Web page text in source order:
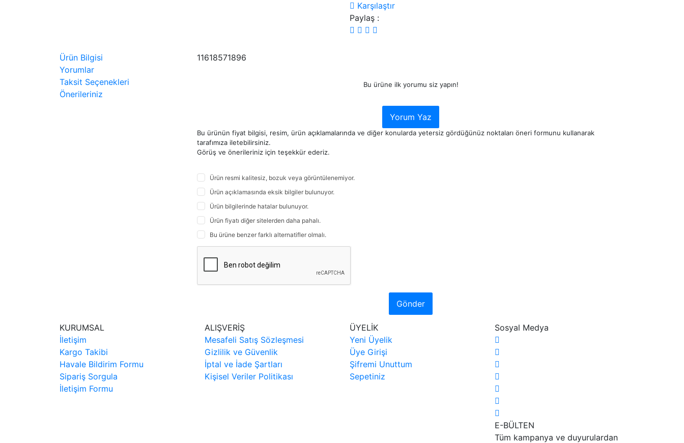
Karşılaştır
Paylaş :
Ürün Bilgisi
Yorumlar
Taksit Seçenekleri
Önerileriniz
11618571896
Bu ürüne ilk yorumu siz yapın!
Yorum Yaz
Bu ürünün fiyat bilgisi, resim, ürün açıklamalarında ve diğer konularda yetersiz gördüğünüz noktaları öneri formunu kullanarak
tarafımıza iletebilirsiniz.
Görüş ve önerileriniz için teşekkür ederiz.
Ürün resmi kalitesiz, bozuk veya görüntülenemiyor.
Ürün açıklamasında eksik bilgiler bulunuyor.
Ürün bilgilerinde hatalar bulunuyor.
Ürün fiyatı diğer sitelerden daha pahalı.
Bu ürüne benzer farklı alternatifler olmalı.
Gönder
KURUMSAL
İletişim
Kargo Takibi
Havale Bildirim Formu
Sipariş Sorgula
İletişim Formu
ALIŞVERİŞ
Mesafeli Satış Sözleşmesi
Gizlilik ve Güvenlik
İptal ve İade Şartları
Kişisel Veriler Politikası
ÜYELİK
Yeni Üyelik
Üye Girişi
Şifremi Unuttum
Sepetiniz
Sosyal Medya
E-BÜLTEN
Tüm kampanya ve duyurulardan